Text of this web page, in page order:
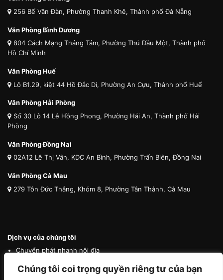
Chúng tôi coi trọng quyền riêng tư của bạn
256 Bế Văn Đàn, Phường Thanh Khê, Thành phố Đà Nẵng
Văn Phòng Bình Dương
804 Cách Mạng Tháng Tám, Phường Thủ Dầu Một, Thành phố
Hồ Chí Minh
Văn Phòng Huế
Lô B1.29, kiệt 44 Hồ Đắc Di, Phường An Cựu, Thành phố Huế
Văn Phòng Hải Phòng
Số 30 Lô 14 Lê Hồng Phong, Phường Hải An, Thành phố Hải
Phòng
Văn Phòng Đồng Nai
02A12 Lê Thị Vân, KDC An Bình, Phường Trấn Biên, Đồng Nai
Văn Phòng Cà Mau
279 Tôn Đức Thắng, Khóm 8, Phường Tân Thành, Cà Mau
Dịch vụ của chúng tôi
Chuyển phát nhanh nội địa
Chuyển phát nhanh quốc tế